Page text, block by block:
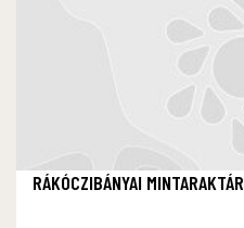
RÁKÓCZIBÁNYAI MINTARAKTÁR